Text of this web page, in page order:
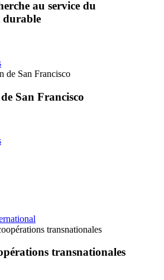
au service du
durable
de San Francisco
San Francisco
transnationales
transnationales